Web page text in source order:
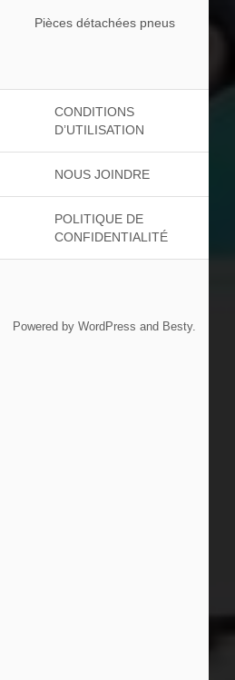
Pièces détachées pneus
CONDITIONS
D’UTILISATION
NOUS JOINDRE
POLITIQUE DE
CONFIDENTIALITÉ
Powered by WordPress and Besty.